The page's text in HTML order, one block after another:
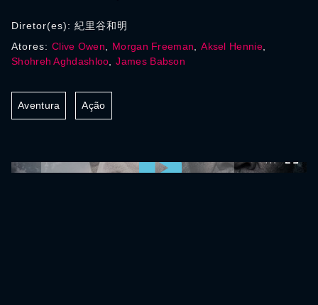
Diretor(es): 紀里谷和明
Atores: Clive Owen Morgan Freeman ,Aksel Hennie,
Shohreh Aghdashloo ,James Babson
Aventura Ação